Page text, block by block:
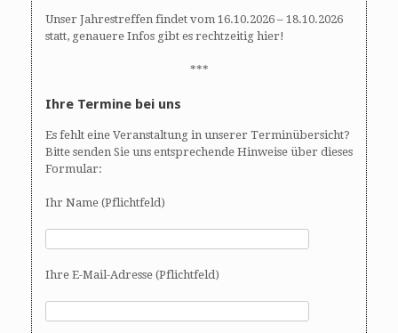
Unser Jahrestreffen findet vom 16.10.2026 – 18.10.2026
statt, genauere Infos gibt es rechtzeitig hier!
***
Ihre Termine bei uns
Es fehlt eine Veranstaltung in unserer Terminübersicht?
Bitte senden Sie uns entsprechende Hinweise über dieses
Formular:
Ihr Name (Pflichtfeld)
Ihre E-Mail-Adresse (Pflichtfeld)